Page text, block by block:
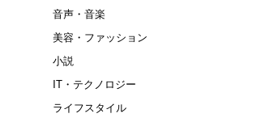
音声・音楽
美容・ファッション
小説
IT・テクノロジー
ライフスタイル